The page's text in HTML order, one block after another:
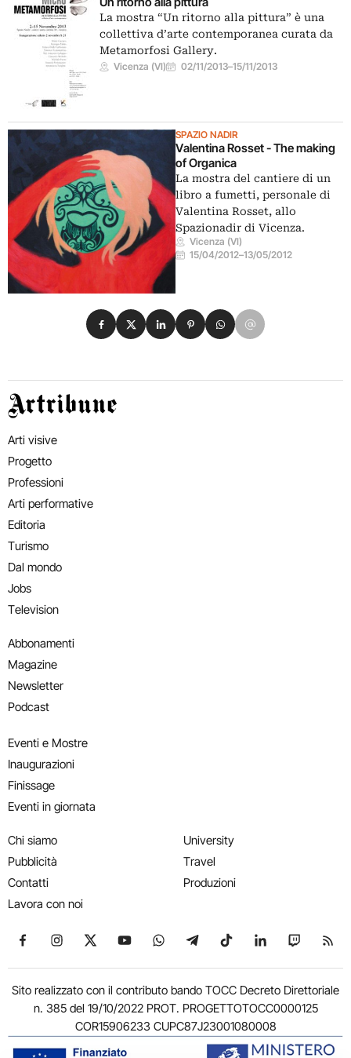
La mostra “Un ritorno alla pittura” è una
collettiva d’arte contemporanea curata da
Metamorfosi Gallery.
Vicenza (VI) 02/11/2013–15/11/2013
SPAZIO NADIR
Valentina Rosset - The making
of Organica
La mostra del cantiere di un
libro a fumetti, personale di
Valentina Rosset, allo
Spazionadir di Vicenza.
Vicenza (VI)
15/04/2012–13/05/2012
Condividi su Facebook
Condividi su X
Condividi su LinkedIn
Condividi su Pinterest
Condividi su WhatsApp
Condividi su Email
Artribune
Arti visive
Progetto
Professioni
Arti performative
Editoria
Turismo
Dal mondo
Jobs
Television
Abbonamenti
Magazine
Newsletter
Podcast
Eventi e Mostre
Inaugurazioni
Finissage
Eventi in giornata
Chi siamo
Pubblicità
Contatti
Lavora con noi
University
Travel
Produzioni
Seguici su Facebook
Seguici su Instagram
Seguici su X
Seguici su YouTube
Seguici su WhatsApp
Seguici su Telegram
Seguici su TikTok
Seguici su
Seguici
Sito realizzato con il contributo bando TOCC Decreto Direttoriale
n. 385 del 19/10/2022 PROT. PROGETTOTOCC0000125
COR15906233 CUPC87J23001080008